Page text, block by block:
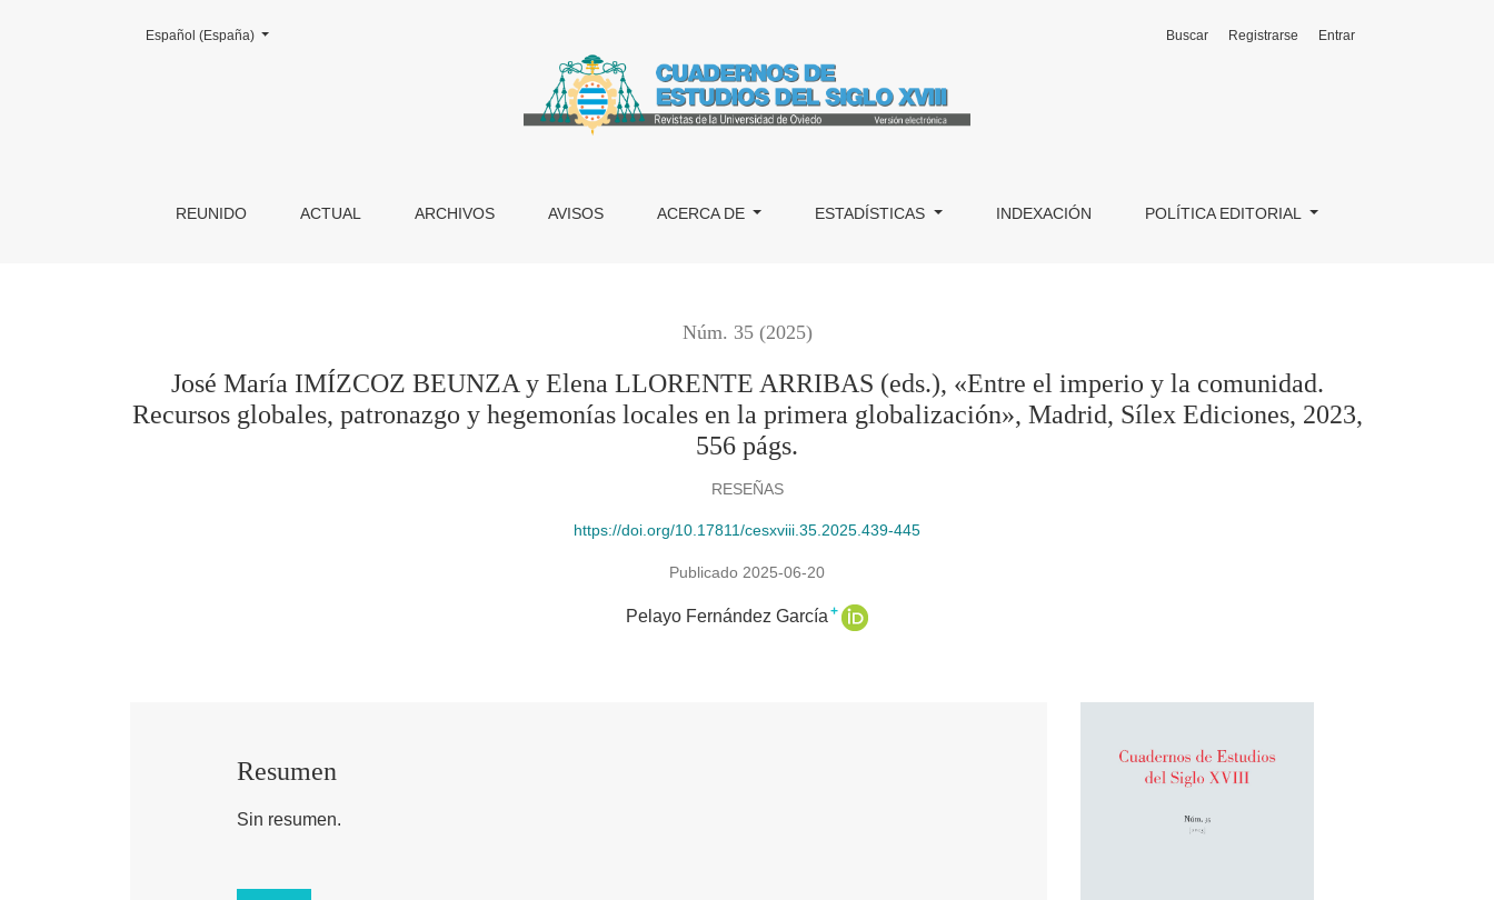
José María IMÍZCOZ BEUNZA y Elena LLORENTE ARRIBAS (eds.), «Entre el imperio y la comunidad. Recursos globales, patronazgo y hegemonías locales en la primera
REUNIDO ACTUAL ARCHIVOS AVISOS ACERCA DE ESTADÍSTICAS INDEXACIÓN POLÍTICA EDITORIAL
Buscar Registrarse Entrar
Cambiar el idioma. El actual es:
Español (España)
Núm. 35 (2025)
José María IMÍZCOZ BEUNZA y Elena LLORENTE ARRIBAS (eds.), «Entre el imperio y la comunidad.
Recursos globales, patronazgo y hegemonías locales en la primera globalización», Madrid, Sílex Ediciones, 2023,
556 págs.
RESEÑAS
https://doi.org/10.17811/cesxviii.35.2025.439-445
Publicado 2025-06-20
Pelayo Fernández García +
Resumen
Sin resumen.